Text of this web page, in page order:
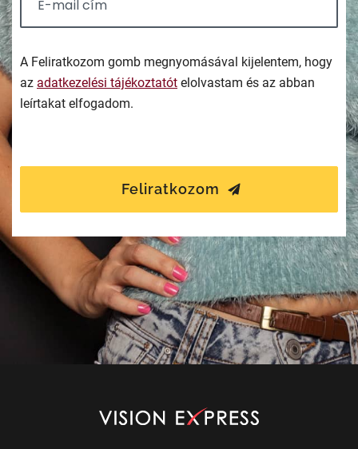
A Feliratkozom gomb megnyomásával kijelentem, hogy
az adatkezelési tájékoztatót elolvastam és az abban
leírtakat elfogadom.
Feliratkozom